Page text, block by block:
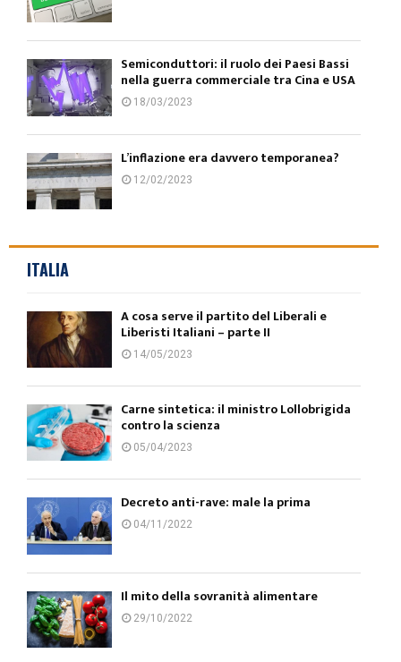
Semiconduttori: il ruolo dei Paesi Bassi
nella guerra commerciale tra Cina e USA
18/03/2023
L’inflazione era davvero temporanea?
12/02/2023
ITALIA
A cosa serve il partito del Liberali e
Liberisti Italiani – parte II
14/05/2023
Carne sintetica: il ministro Lollobrigida
contro la scienza
05/04/2023
Decreto anti-rave: male la prima
04/11/2022
Il mito della sovranità alimentare
29/10/2022